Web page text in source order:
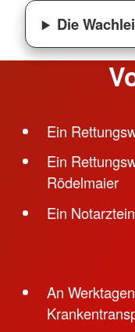
Die
Ein
Ein
Rödelmaier
Ein
An